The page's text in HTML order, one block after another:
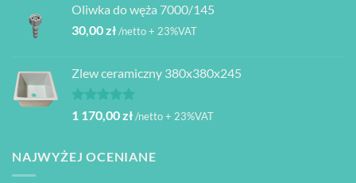
Oliwka do węża 7000/145
30,00zł/netto + 23%VAT
Zlew ceramiczny 380x380x245
Oceniono
na 5
1 170,00zł/netto + 23%VAT
NAJWYŻEJ OCENIANE